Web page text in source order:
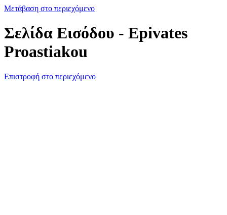
Μετάβαση στο περιεχόμενο
Σελίδα Εισόδου - Epivates
Proastiakou
Επιστροφή στο περιεχόμενο